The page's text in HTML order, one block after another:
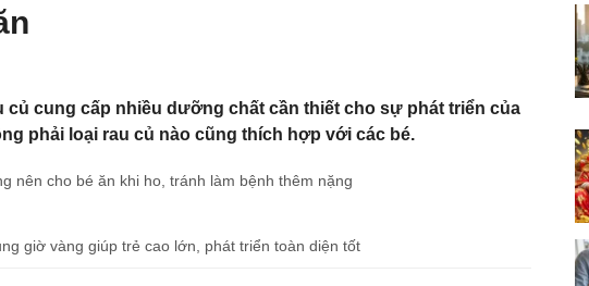
củ cung cấp nhiều dưỡng chất cần thiết cho sự phát triển của
phải loại rau củ nào cũng thích hợp với các bé.
nên cho bé ăn khi ho, tránh làm bệnh thêm nặng
giờ vàng giúp trẻ cao lớn, phát triển toàn diện tốt